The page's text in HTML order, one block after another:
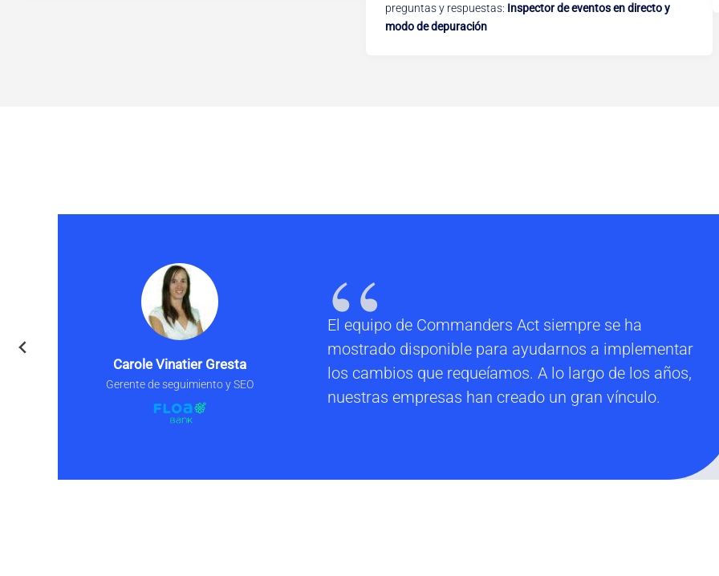
preguntas y respuestas: Inspector de eventos en directo y
modo de depuración
Carole Vinatier Gresta
Gerente de seguimiento y SEO “
El equipo de Commanders Act siempre se ha
mostrado disponible para ayudarnos a implementar
los cambios que requeíamos. A lo largo de los años,
nuestras empresas han creado un gran vínculo.